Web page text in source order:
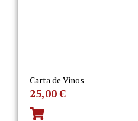
Carta de Vinos
25,00€